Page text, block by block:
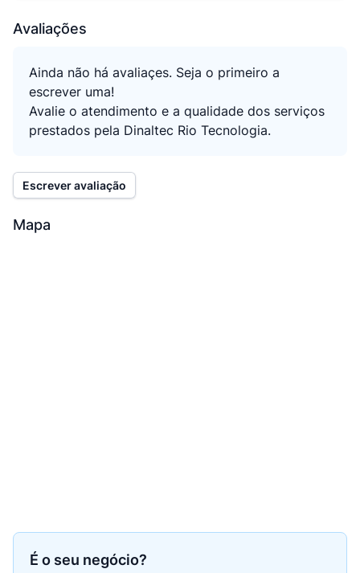
Avaliações
Ainda não há avaliaçes. Seja o primeiro a
escrever uma!
Avalie o atendimento e a qualidade dos serviços
prestados pela Dinaltec Rio Tecnologia.
Escrever avaliação
Mapa
É o seu negócio?